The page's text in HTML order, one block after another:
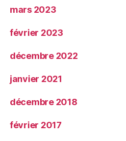
mars 2023
février 2023
décembre 2022
janvier 2021
décembre 2018
février 2017